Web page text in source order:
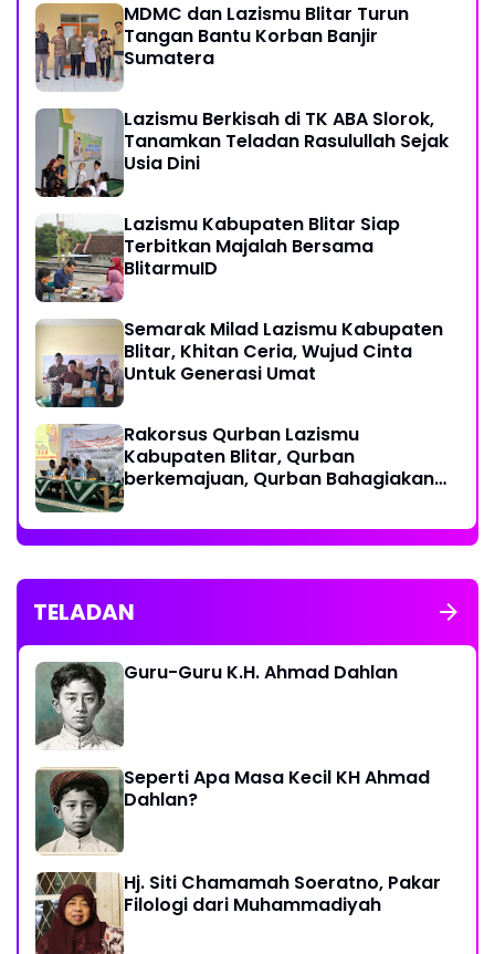
MDMC dan Lazismu Blitar Turun
Tangan Bantu Korban Banjir
Sumatera
Lazismu Berkisah di TK ABA Slorok,
Tanamkan Teladan Rasulullah Sejak
Usia Dini
Lazismu Kabupaten Blitar Siap
Terbitkan Majalah Bersama
BlitarmuID
Semarak Milad Lazismu Kabupaten
Blitar, Khitan Ceria, Wujud Cinta
Untuk Generasi Umat
‎Rakorsus Qurban Lazismu
Kabupaten Blitar, Qurban
berkemajuan, Qurban Bahagiakan
TELADAN
Guru-Guru K.H. Ahmad Dahlan
Seperti Apa Masa Kecil KH Ahmad
Dahlan?
Hj. Siti Chamamah Soeratno, Pakar
Filologi dari Muhammadiyah